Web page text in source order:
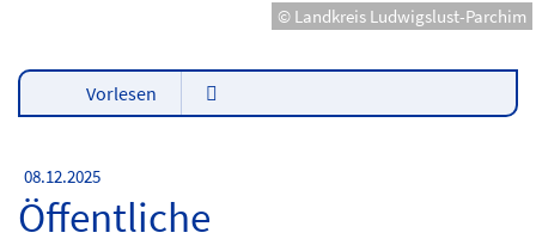
© Landkreis Ludwigslust-Parchim
Vorlesen
08.12.2025
Öffentliche